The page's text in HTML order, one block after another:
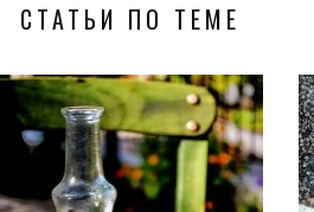
СТАТЬИ ПО ТЕМЕ